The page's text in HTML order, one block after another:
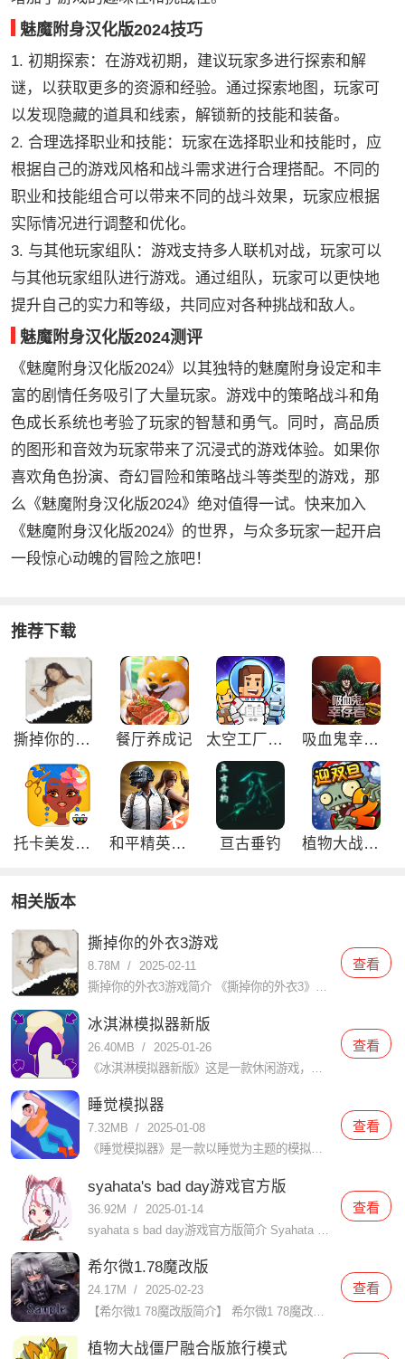
魅魔附身汉化版2024技巧
1. 初期探索：在游戏初期，建议玩家多进行探索和解
谜，以获取更多的资源和经验。通过探索地图，玩家可
以发现隐藏的道具和线索，解锁新的技能和装备。
2. 合理选择职业和技能：玩家在选择职业和技能时，应
根据自己的游戏风格和战斗需求进行合理搭配。不同的
职业和技能组合可以带来不同的战斗效果，玩家应根据
实际情况进行调整和优化。
3. 与其他玩家组队：游戏支持多人联机对战，玩家可以
与其他玩家组队进行游戏。通过组队，玩家可以更快地
提升自己的实力和等级，共同应对各种挑战和敌人。
魅魔附身汉化版2024测评
《魅魔附身汉化版2024》以其独特的魅魔附身设定和丰
富的剧情任务吸引了大量玩家。游戏中的策略战斗和角
色成长系统也考验了玩家的智慧和勇气。同时，高品质
的图形和音效为玩家带来了沉浸式的游戏体验。如果你
喜欢角色扮演、奇幻冒险和策略战斗等类型的游戏，那
么《魅魔附身汉化版2024》绝对值得一试。快来加入
《魅魔附身汉化版2024》的世界，与众多玩家一起开启
一段惊心动魄的冒险之旅吧！
推荐下载
撕掉你的外衣3游戏 餐厅养成记 太空工厂大亨免广告版 吸血鬼幸存者免广告版
托卡美发沙龙4可化妆版 和平精英刺激归来版 亘古垂钓 植物大战僵尸2双旦内购免费版
相关版本
撕掉你的外衣3游戏
8.78M / 2025-02-11
撕掉你的外衣3游戏简介 《撕掉你的外衣3》是一款充满创意和挑战的休闲益智游戏，以其独特的玩法和引人入胜的剧情吸引了大量玩家。在游戏中，玩家需要通过智慧和策略解开谜题，帮助角色逐步撕掉外衣，展现其真实魅
查看
冰淇淋模拟器新版
26.40MB /
2025-01-26
查看
睡觉模拟器
7.32MB / 2025-01-08
《睡觉模拟器》是一款以睡觉为主题的模拟游戏，玩家在游戏中扮演一个需要睡觉的人物，通过不同的操作模拟睡觉的过程。游戏中包含了丰富的场景和道具，玩家可以根据自己的喜好和需要选择不同的场景和道具，来达到更好
查看
syahata's bad day游戏官方版
36.92M /
2025-01-14
查看
希尔微1.78魔改版
24.17M / 2025-02-23
【希尔微1 78魔改版简介】 希尔微1 78魔改版是一款深受玩家喜爱的角色扮演类游戏，该版本在原作基础上进行了大量创新和优化，为玩家带来了更加丰富的游戏体验和更加精彩的剧情发展。玩家将扮演一名救助了受
查看
植物大战僵尸融合版旅行模式